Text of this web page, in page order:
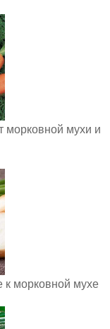
морковной мухи и
к морковной мухе